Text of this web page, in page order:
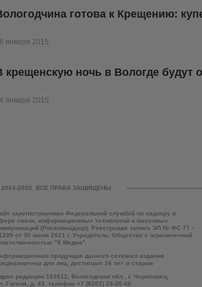
готова к Крещению:
января 2015
крещенскую ночь в Вологде будут
января 2015
2004-2025. ВСЕ ПРАВА ЗАЩИЩЕНЫ.
зарегистрирован Федеральной службой по надзору в
связи, информационных технологий и массовых
(Роскомнадзор). Реестровая запись ЭЛ № ФС 77 -
от 30 июня 2021 г. Учредитель: Общество с ограниченной
"К Медиа".
продукция данного сетевого издания
для лиц, достигших 16 лет и старше
редакции 162612, Вологодская обл., г. Череповец,
Гоголя, д. 43, телефон +7 (8202) 28-20-40